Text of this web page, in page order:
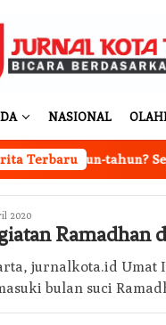
NASIONAL
Terbaru
Bertahun-tahun?
2020
Ramadhan
jurnalkota.id Umat
bulan suci